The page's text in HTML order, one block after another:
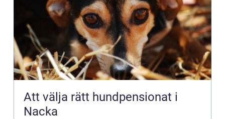
Att välja rätt hundpensionat i
Nacka